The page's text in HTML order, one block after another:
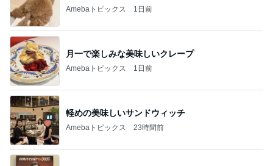
Amebaトピックス 1日前
月一で楽しみな美味しいクレープ
Amebaトピックス 1日前
軽めの美味しいサンドウィッチ
Amebaトピックス 23時間前